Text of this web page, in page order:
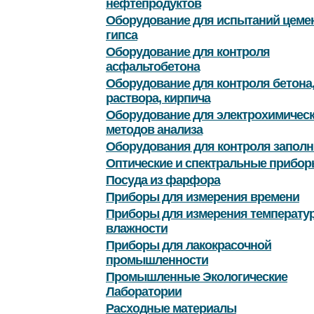
нефтепродуктов
Оборудование для испытаний
гипса
Оборудование для контроля
асфальтобетона
Оборудование для контроля бетона,
раствора, кирпича
Оборудование для
методов анализа
Оборудования для контроля
Оптические и спектральные
Посуда из фарфора
Приборы для измерения времени
Приборы для измерения
влажности
Приборы для лакокрасочной
промышленности
Промышленные Экологические
Лаборатории
Расходные материалы